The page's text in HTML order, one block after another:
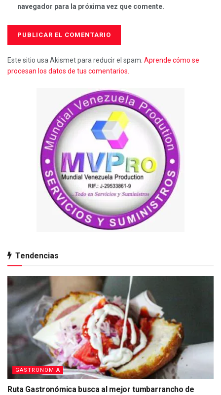
navegador para la próxima vez que comente.
Este sitio usa Akismet para reducir el spam. Aprende cómo se
procesan los datos de tus comentarios.
Tendencias
GASTRONOMIA
Ruta Gastronómica busca al mejor tumbarrancho de